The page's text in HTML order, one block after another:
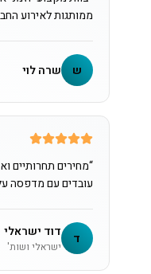
ממותגות לאירוע
ש שרה לוי
“מחירים תחרותיים
עובדים עם מדפסה
ד דוד ישראלי
ישראלי ושות'